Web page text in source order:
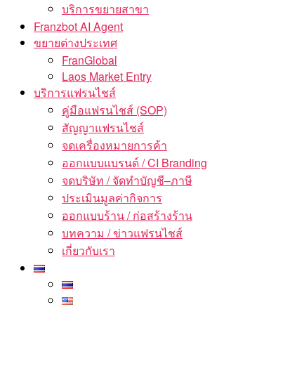
บริการขยายสาขา
Franzbot AI Agent
ขยายต่างประเทศ
FranGlobal
Laos Market Entry
บริการแฟรนไชส์
คู่มือแฟรนไชส์ (SOP)
สัญญาแฟรนไชส์
จดเครื่องหมายการค้า
ออกแบบแบรนด์ / CI Branding
จดบริษัท / จัดทำบัญชี–ภาษี
ประเมินมูลค่ากิจการ
ออกแบบร้าน / ก่อสร้างร้าน
บทความ / ข่าวแฟรนไชส์
เกี่ยวกับเรา